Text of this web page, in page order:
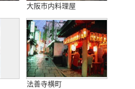
大阪市内料理屋
法善寺横町